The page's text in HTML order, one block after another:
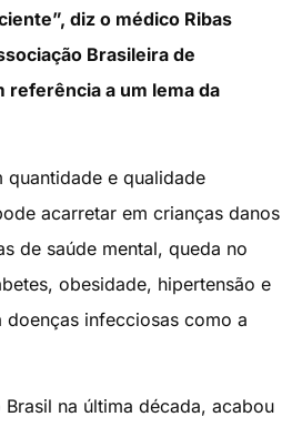
diz o médico Ribas
Brasileira de
referência a um lema da
quantidade e qualidade
acarretar em crianças danos
de saúde mental, queda no
obesidade, hipertensão e
infecciosas como a
na última década, acabou